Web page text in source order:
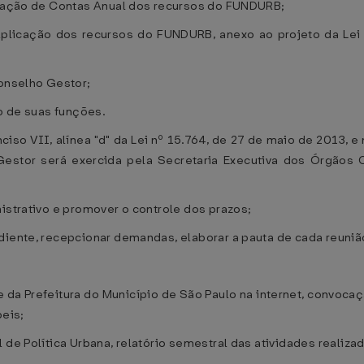
de Contas Anual dos recursos do FUNDURB;
dos recursos do FUNDURB, anexo ao projeto da
Gestor;
de suas funções.
VII, alínea "d" da Lei nº 15.764, de 27 de maio de 2013,
será exercida pela Secretaria Executiva dos Órgãos
e promover o controle dos prazos;
recepcionar demandas, elaborar a pauta de cada
Prefeitura do Município de São Paulo na internet,
de Política Urbana, relatório semestral das atividades